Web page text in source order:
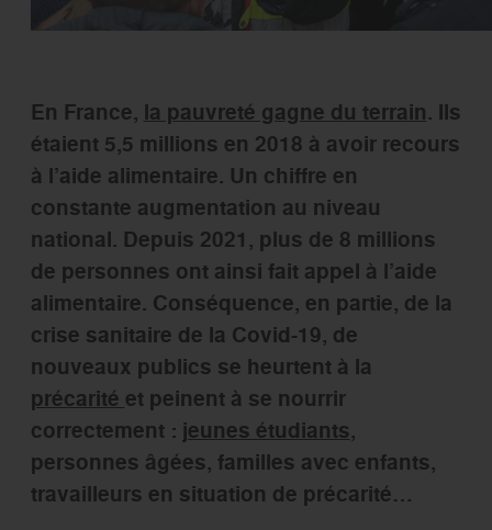
En France, la pauvreté gagne du terrain. Ils
étaient 5,5 millions en 2018 à avoir recours
à l’aide alimentaire. Un chiffre en
constante augmentation au niveau
national. Depuis 2021, plus de 8 millions
de personnes ont ainsi fait appel à l’aide
alimentaire. Conséquence, en partie, de la
crise sanitaire de la Covid-19, de
nouveaux publics se heurtent à la
précarité et peinent à se nourrir
correctement : jeunes étudiants,
personnes âgées, familles avec enfants,
travailleurs en situation de précarité…